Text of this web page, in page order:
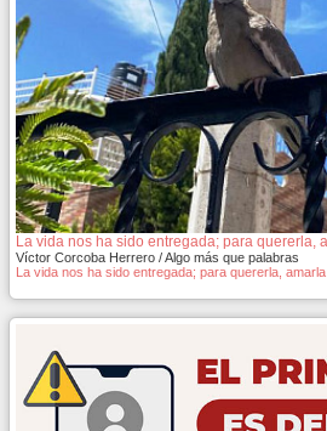
La vida nos ha sido entregada; para quererla,
Víctor Corcoba Herrero / Algo más que palabras
La vida nos ha sido entregada; para quererla,